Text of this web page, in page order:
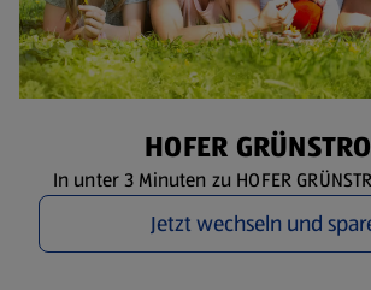
HOFER
In unter 3 Minuten zu HOFER
Jetzt wechseln und